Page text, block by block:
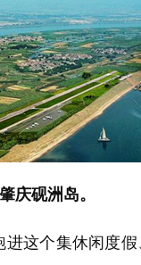
庆砚洲岛。
个集休闲度假